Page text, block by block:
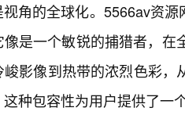
视角的全球化。5566av资
像是一个敏锐的捕猎者，
峻影像到热带的浓烈色彩
种包容性为用户提供了一